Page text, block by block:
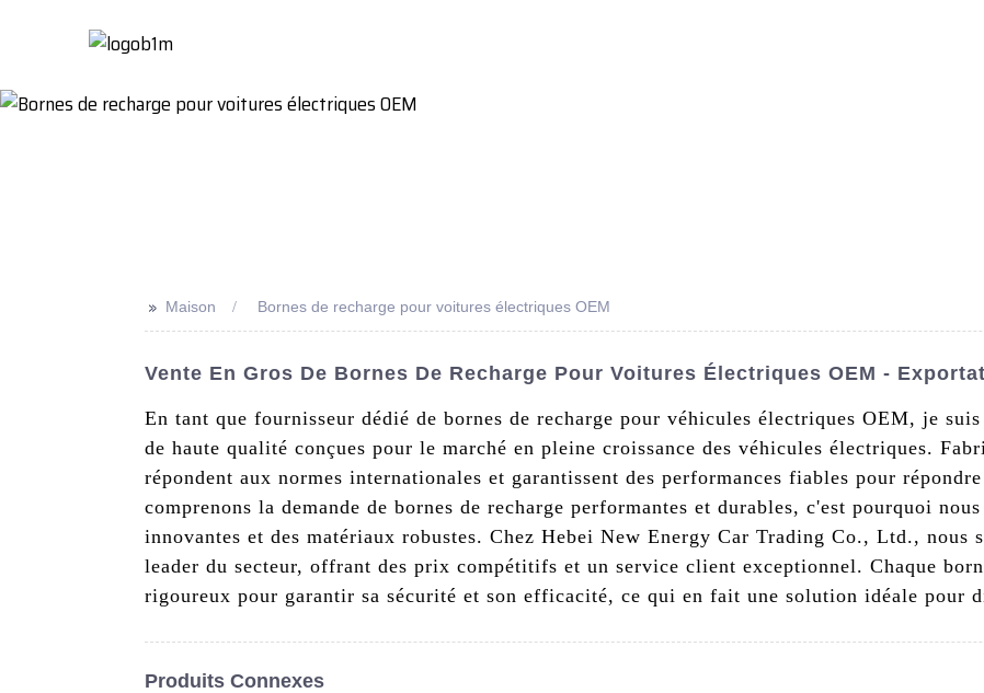
>> Maison Bornes de recharge pour voitures électriques OEM
Vente En Gros De Bornes De Recharge Pour Voitures Électriques OEM -
En tant que fournisseur dédié de bornes de recharge pour véhicules électriques OEM, je
de haute qualité conçues pour le marché en pleine croissance des véhicules électriques.
répondent aux normes internationales et garantissent des performances fiables pour
comprenons la demande de bornes de recharge performantes et durables, c'est pourquoi
innovantes et des matériaux robustes. Chez Hebei New Energy Car Trading Co., Ltd., nous
leader du secteur, offrant des prix compétitifs et un service client exceptionnel. Chaque
rigoureux pour garantir sa sécurité et son efficacité, ce qui en fait une solution idéale pour
Produits Connexes